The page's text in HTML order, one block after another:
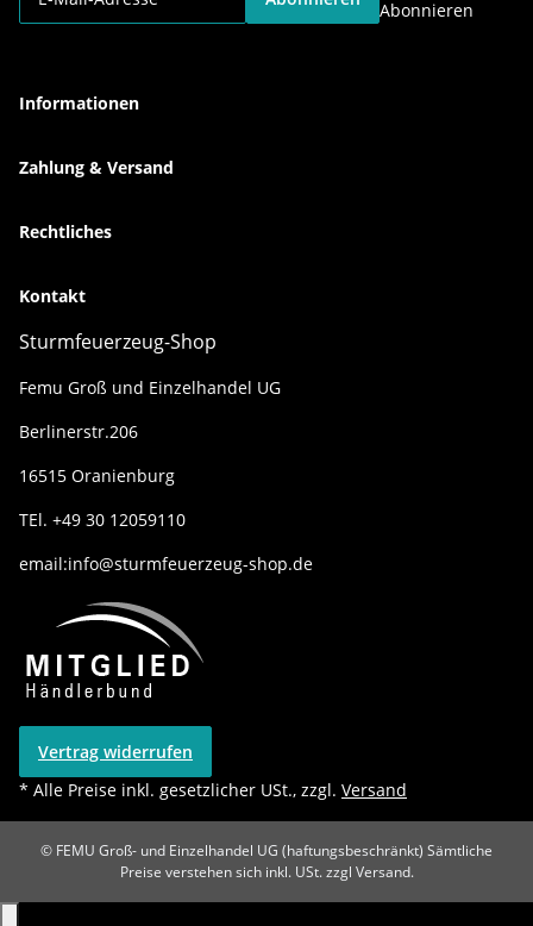
Abonnieren
Informationen
Zahlung & Versand
Rechtliches
Kontakt
Sturmfeuerzeug-Shop
Femu Groß und Einzelhandel UG
Berlinerstr.206
16515 Oranienburg
TEl. +49 30 12059110
email:info@sturmfeuerzeug-shop.de
Vertrag widerrufen
* Alle Preise inkl. gesetzlicher USt., zzgl. Versand
© FEMU Groß- und Einzelhandel UG (haftungsbeschränkt) Sämtliche
Preise verstehen sich inkl. USt. zzgl Versand.